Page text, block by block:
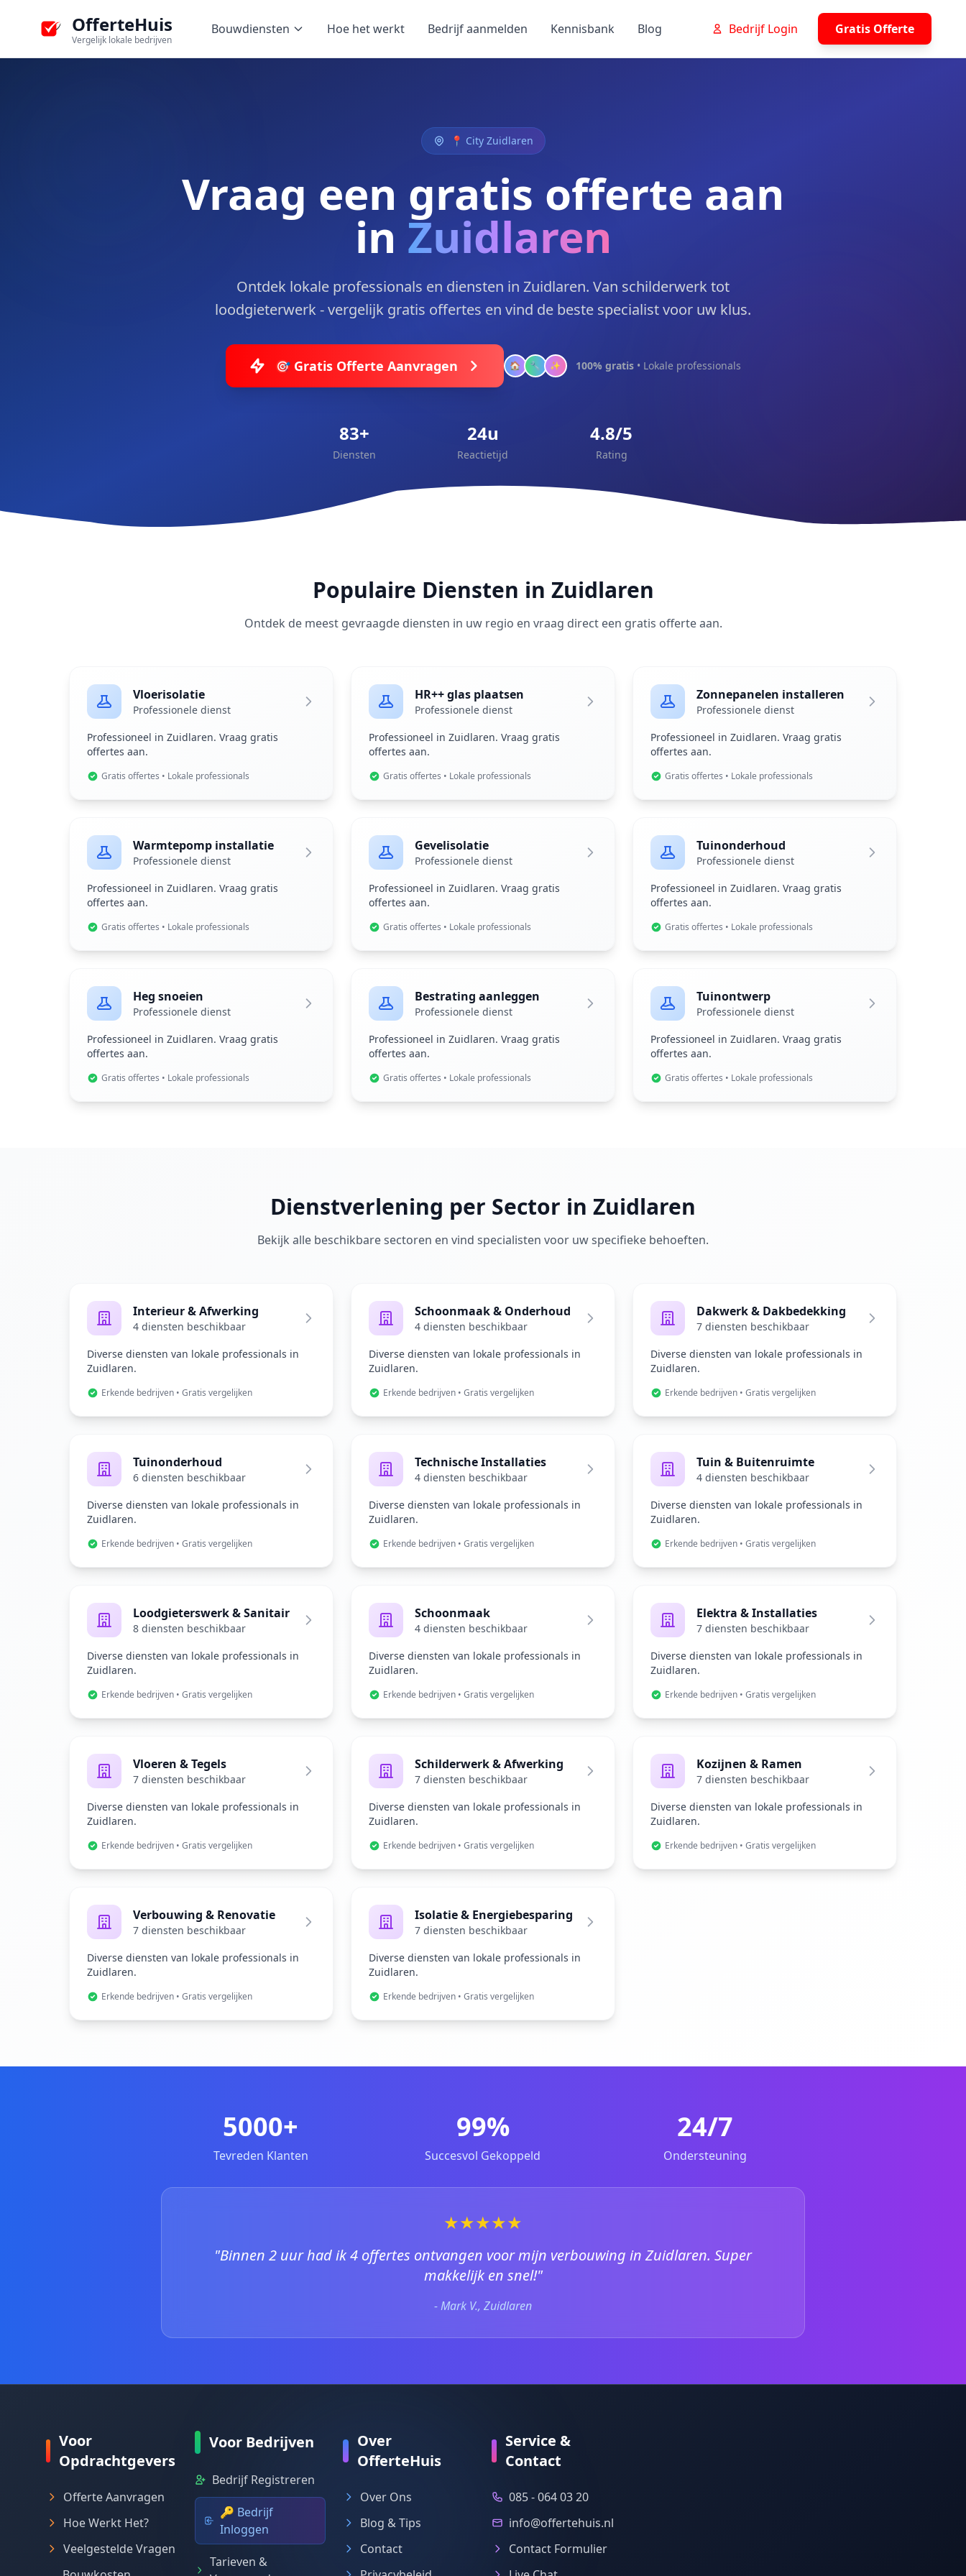
OfferteHuis
Vergelijk lokale bedrijven
Bouwdiensten Hoe het werkt Bedrijf aanmelden Kennisbank Blog Bedrijf Login Gratis Offerte
📍 City Zuidlaren
Vraag een gratis offerte aan
in Zuidlaren
Ontdek lokale professionals en diensten in Zuidlaren. Van schilderwerk tot
loodgieterwerk - vergelijk gratis offertes en vind de beste specialist voor uw klus.
🎯 Gratis Offerte Aanvragen 🏠 🔧 ✨ 100% gratis• Lokale professionals
83+
Diensten
24u
Reactietijd
4.8/5
Rating
Populaire Diensten in Zuidlaren
Ontdek de meest gevraagde diensten in uw regio en vraag direct een gratis offerte aan.
Vloerisolatie
Professionele dienst
Professioneel in Zuidlaren. Vraag gratis
offertes aan.
Gratis offertes • Lokale professionals
HR++ glas plaatsen
Professionele dienst
Professioneel in Zuidlaren. Vraag gratis
offertes aan.
Gratis offertes • Lokale professionals
Zonnepanelen installeren
Professionele dienst
Professioneel in Zuidlaren. Vraag gratis
offertes aan.
Gratis offertes • Lokale professionals
Warmtepomp installatie
Professionele dienst
Professioneel in Zuidlaren. Vraag gratis
offertes aan.
Gratis offertes • Lokale professionals
Gevelisolatie
Professionele dienst
Professioneel in Zuidlaren. Vraag gratis
offertes aan.
Gratis offertes • Lokale professionals
Tuinonderhoud
Professionele dienst
Professioneel in Zuidlaren. Vraag gratis
offertes aan.
Gratis offertes • Lokale professionals
Heg snoeien
Professionele dienst
Professioneel in Zuidlaren. Vraag gratis
offertes aan.
Gratis offertes • Lokale professionals
Bestrating aanleggen
Professionele dienst
Professioneel in Zuidlaren. Vraag gratis
offertes aan.
Gratis offertes • Lokale professionals
Tuinontwerp
Professionele dienst
Professioneel in Zuidlaren. Vraag gratis
offertes aan.
Gratis offertes • Lokale professionals
Dienstverlening per Sector in Zuidlaren
Bekijk alle beschikbare sectoren en vind specialisten voor uw specifieke behoeften.
Interieur & Afwerking
4 diensten beschikbaar
Diverse diensten van lokale professionals in
Zuidlaren.
Erkende bedrijven • Gratis vergelijken
Schoonmaak & Onderhoud
4 diensten beschikbaar
Diverse diensten van lokale professionals in
Zuidlaren.
Erkende bedrijven • Gratis vergelijken
Dakwerk & Dakbedekking
7 diensten beschikbaar
Diverse diensten van lokale professionals in
Zuidlaren.
Erkende bedrijven • Gratis vergelijken
Tuinonderhoud
6 diensten beschikbaar
Diverse diensten van lokale professionals in
Zuidlaren.
Erkende bedrijven • Gratis vergelijken
Technische Installaties
4 diensten beschikbaar
Diverse diensten van lokale professionals in
Zuidlaren.
Erkende bedrijven • Gratis vergelijken
Tuin & Buitenruimte
4 diensten beschikbaar
Diverse diensten van lokale professionals in
Zuidlaren.
Erkende bedrijven • Gratis vergelijken
Loodgieterswerk & Sanitair
8 diensten beschikbaar
Diverse diensten van lokale professionals in
Zuidlaren.
Erkende bedrijven • Gratis vergelijken
Schoonmaak
4 diensten beschikbaar
Diverse diensten van lokale professionals in
Zuidlaren.
Erkende bedrijven • Gratis vergelijken
Elektra & Installaties
7 diensten beschikbaar
Diverse diensten van lokale professionals in
Zuidlaren.
Erkende bedrijven • Gratis vergelijken
Vloeren & Tegels
7 diensten beschikbaar
Diverse diensten van lokale professionals in
Zuidlaren.
Erkende bedrijven • Gratis vergelijken
Schilderwerk & Afwerking
7 diensten beschikbaar
Diverse diensten van lokale professionals in
Zuidlaren.
Erkende bedrijven • Gratis vergelijken
Kozijnen & Ramen
7 diensten beschikbaar
Diverse diensten van lokale professionals in
Zuidlaren.
Erkende bedrijven • Gratis vergelijken
Verbouwing & Renovatie
7 diensten beschikbaar
Diverse diensten van lokale professionals in
Zuidlaren.
Erkende bedrijven • Gratis vergelijken
Isolatie & Energiebesparing
7 diensten beschikbaar
Diverse diensten van lokale professionals in
Zuidlaren.
Erkende bedrijven • Gratis vergelijken
5000+
Tevreden Klanten
99%
Succesvol Gekoppeld
24/7
Ondersteuning
★★★★★
"Binnen 2 uur had ik 4 offertes ontvangen voor mijn verbouwing in Zuidlaren. Super
makkelijk en snel!"
- Mark V., Zuidlaren
Voor
Opdrachtgevers
Offerte Aanvragen
Hoe Werkt Het?
Veelgestelde Vragen
Voor Bedrijven
Bedrijf Registreren
🔑 Bedrijf
Inloggen
Tarieven &
Over
OfferteHuis
Over Ons
Blog & Tips
Contact
Service &
Contact
085 - 064 03 20
info@offertehuis.nl
Contact Formulier